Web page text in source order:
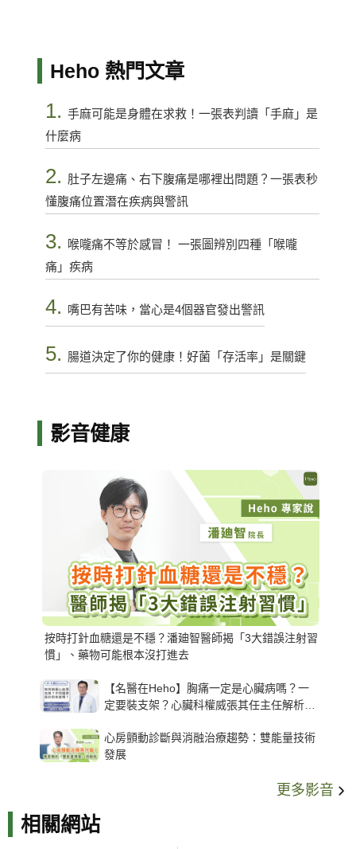
Heho 熱門文章
1. 手麻可能是身體在求救！一張表判讀「手麻」是
什麼病
2. 肚子左邊痛、右下腹痛是哪裡出問題？一張表秒
懂腹痛位置潛在疾病與警訊
3.
喉嚨痛不等於感冒！ 一張圖辨別四種「喉嚨
痛」疾病
4. 嘴巴有苦味，當心是4個器官發出警訊
5. 腸道決定了你的健康！好菌「存活率」是關鍵
影音健康
按時打針血糖還是不穩？潘廸智醫師揭「3大錯誤注射習
慣」、藥物可能根本沒打進去
【名醫在Heho】胸痛一定是心臟病嗎？一
定要裝支架？心臟科權威張其任主任解析支
心房顫動診斷與消融治療趨勢：雙能量技術
發展
更多影音
相關網站